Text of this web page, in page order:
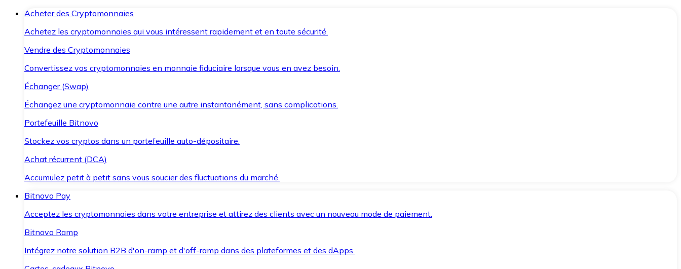
Acheter des Cryptomonnaies
Achetez les cryptomonnaies qui vous intéressent rapidement et en toute sécurité.
Vendre des Cryptomonnaies
Convertissez vos cryptomonnaies en monnaie fiduciaire lorsque vous en avez besoin.
Échanger (Swap)
Échangez une cryptomonnaie contre une autre instantanément, sans complications.
Portefeuille Bitnovo
Stockez vos cryptos dans un portefeuille auto-dépositaire.
Achat récurrent (DCA)
Accumulez petit à petit sans vous soucier des fluctuations du marché.
Bitnovo Pay
Acceptez les cryptomonnaies dans votre entreprise et attirez des clients avec un nouveau mode de paiement.
Bitnovo Ramp
Intégrez notre solution B2B d'on-ramp et d'off-ramp dans des plateformes et des dApps.